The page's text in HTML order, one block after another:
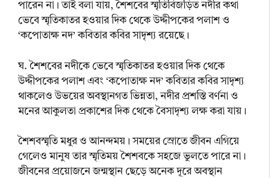
পারেন না। তাই বলা যায়, শৈশবের স্মৃতিবিজড়িত নদীর কথা
ভেবে স্মৃতিকাতর হওয়ার দিক থেকে উদ্দীপকের পলাশ ও
‘কপোতাক্ষ নদ’ কবিতার কবির সাদৃশ্য রয়েছে।
ঘ. শৈশবের নদীকে ভেবে স্মৃতিকাতর হওয়ার দিক থেকে
উদ্দীপকের পলাশ এবং ‘কপোতাক্ষ নদ’ কবিতার কবির সাদৃশ্য
থাকলেও উভয়ের অবস্থানগত ভিন্নতা, নদীর প্রশস্তি বর্ণনা ও
মনের আকুলতা প্রকাশের দিক থেকে বৈসাদৃশ্য লক্ষ করা যায়।
শৈশবস্মৃতি মধুর ও আনন্দময়। সময়ের স্রোতে জীবন এগিয়ে
গেলেও মানুষ তার স্মৃতিময় শৈশবকে সহজে ভুলতে পারে না।
জীবনের প্রয়োজনে জন্মস্থান ছেড়ে অনেক দূরে অবস্থান